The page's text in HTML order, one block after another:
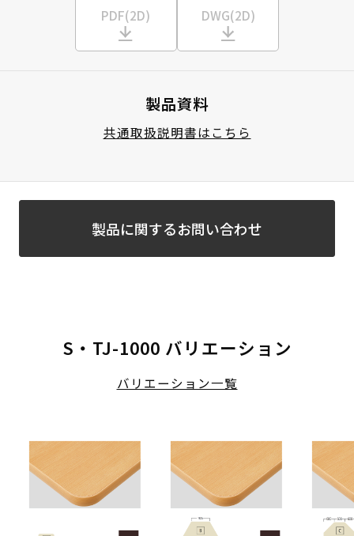
PDF(2D) DWG(2D)
製品資料
共通取扱説明書はこちら
製品に関するお問い合わせ
S・TJ-1000 バリエーション
バリエーション一覧